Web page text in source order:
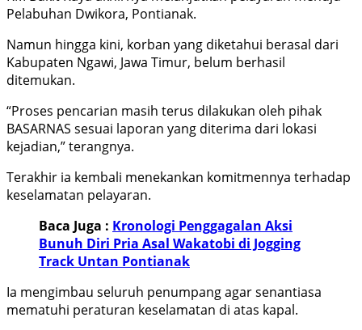
Pelabuhan Dwikora, Pontianak.
Namun hingga kini, korban yang diketahui berasal dari
Kabupaten Ngawi, Jawa Timur, belum berhasil
ditemukan.
“Proses pencarian masih terus dilakukan oleh pihak
BASARNAS sesuai laporan yang diterima dari lokasi
kejadian,” terangnya.
Terakhir ia kembali menekankan komitmennya terhadap
keselamatan pelayaran.
Baca Juga : Kronologi Penggagalan Aksi
Bunuh Diri Pria Asal Wakatobi di Jogging
Track Untan Pontianak
Ia mengimbau seluruh penumpang agar senantiasa
mematuhi peraturan keselamatan di atas kapal.